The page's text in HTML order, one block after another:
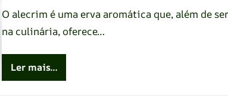
O alecrim é uma erva aromática que, além de
na culinária, oferece…
Ler mais…